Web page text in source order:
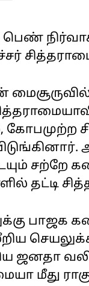
பெண்
சற்றே
தட்டி
பாஜக
ஜனதா
மீது